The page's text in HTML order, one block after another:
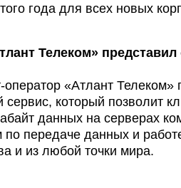
года для всех новых
Телеком»
оператор «Атлант Телеком»
сервис, который позволит
данных на серверах
по передаче данных и
и из любой точки мира.